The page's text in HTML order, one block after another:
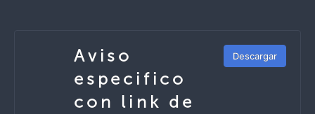
Aviso
especifico
con link de
Descargar